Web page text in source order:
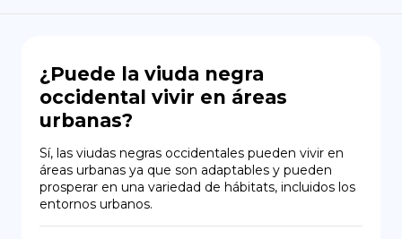
Application
Terms of Use
Privacy Policy
Copiright © Niro ID
¿Puede la viuda negra
occidental vivir en áreas
urbanas?
Sí, las viudas negras occidentales pueden vivir en
áreas urbanas ya que son adaptables y pueden
prosperar en una variedad de hábitats, incluidos los
entornos urbanos.